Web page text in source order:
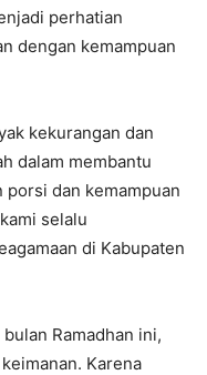
perhatian
dengan kemampuan
kekurangan dan
dalam membantu
porsi dan kemampuan
selalu
di Kabupaten
Ramadhan ini,
Karena